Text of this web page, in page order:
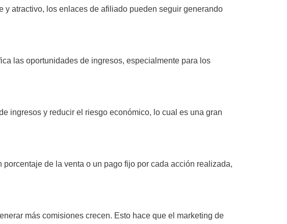
atractivo, los enlaces de afiliado pueden seguir generando
las oportunidades de ingresos, especialmente para los
ingresos y reducir el riesgo económico, lo cual es una gran
de la venta o un pago fijo por cada acción realizada,
más comisiones crecen. Esto hace que el marketing de